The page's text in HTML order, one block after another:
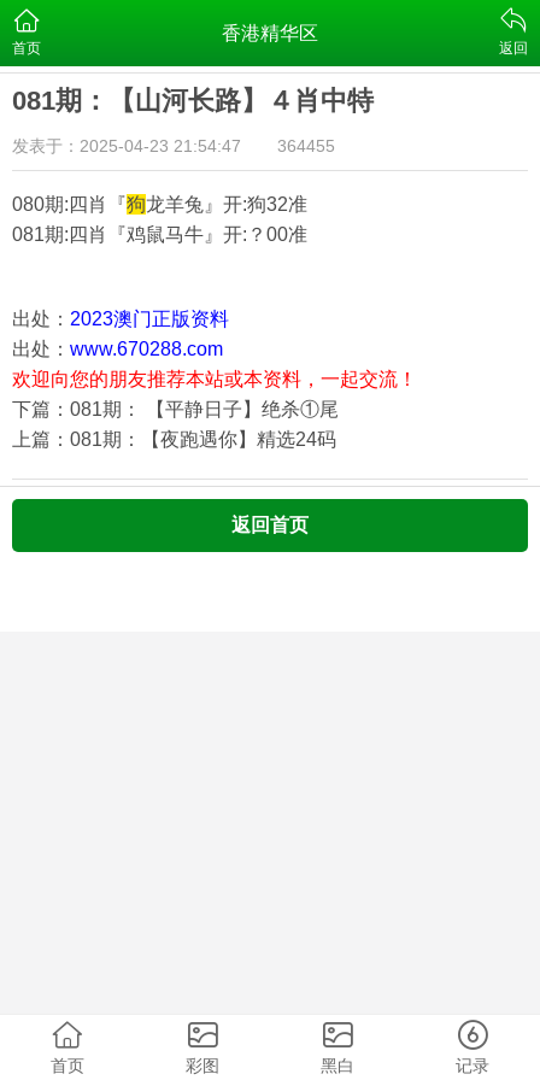
首页
香港精华区
返回
081期：【山河长路】４肖中特
发表于：2025-04-23 21:54:47 364455
080期:四肖『狗龙羊兔 』开:狗32准
081期:四肖『鸡鼠马牛 』开:？00准
出处： 2023澳门正版资料
出处： www.670288.com
欢迎向您的朋友推荐本站或本资料，一起交流！
下篇：081期： 【平静日子】绝杀①尾
上篇：081期：【夜跑遇你】精选24码
返回首页
首页 彩图 黑白 记录